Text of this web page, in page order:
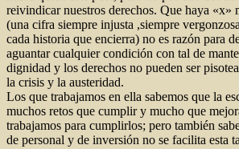
reivindicar nuestros derechos. Que haya «x»
(una cifra siempre injusta ,siempre
cada historia que encierra) no es razón para
aguantar cualquier condición con tal de
dignidad y los derechos no pueden ser
la crisis y la austeridad.
Los que trabajamos en ella sabemos que la
muchos retos que cumplir y mucho que
trabajamos para cumplirlos; pero también
de personal y de inversión no se facilita esta